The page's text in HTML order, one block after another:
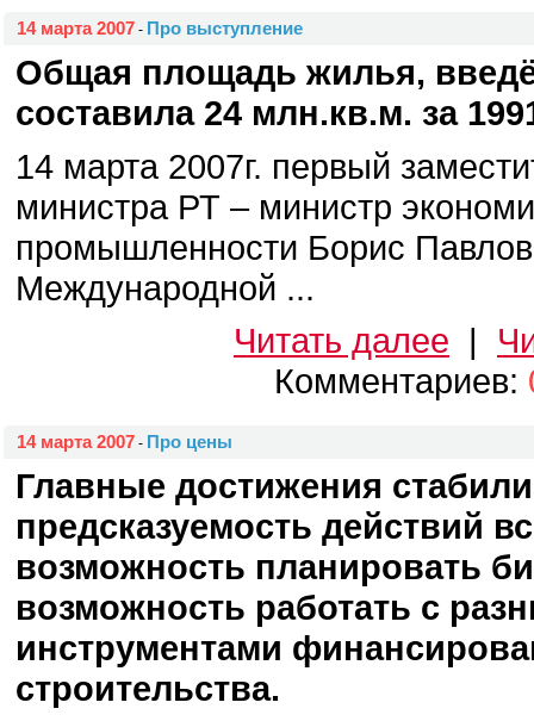
14 марта 2007 - Про выступление
Общая площадь жилья,
составила 24 млн.кв.м. за
14 марта 2007г. первый
министра РТ – министр
промышленности Борис
Международной ...
Читать далее |
Комментариев:
14 марта 2007 - Про цены
Главные достижения
предсказуемость действий
возможность планировать
возможность работать с
инструментами
строительства.